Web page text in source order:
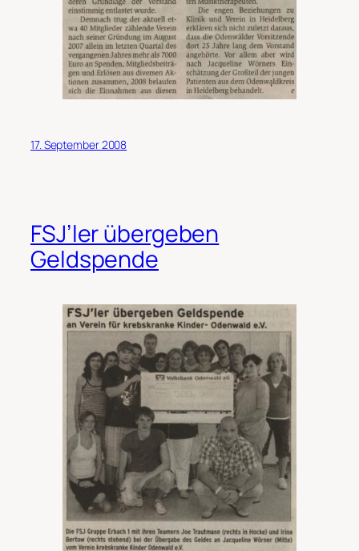
17. September 2008
FSJ’ler übergeben
Geldspende